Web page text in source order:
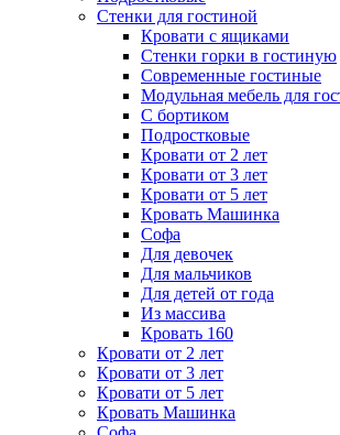
Стенки для гостиной
Кровати с ящиками
Стенки горки в гостиную
Современные гостиные
Модульная мебель для
С бортиком
Подростковые
Кровати от 2 лет
Кровати от 3 лет
Кровати от 5 лет
Кровать Машинка
Софа
Для девочек
Для мальчиков
Для детей от года
Из массива
Кровать 160
Кровати от 2 лет
Кровати от 3 лет
Кровати от 5 лет
Кровать Машинка